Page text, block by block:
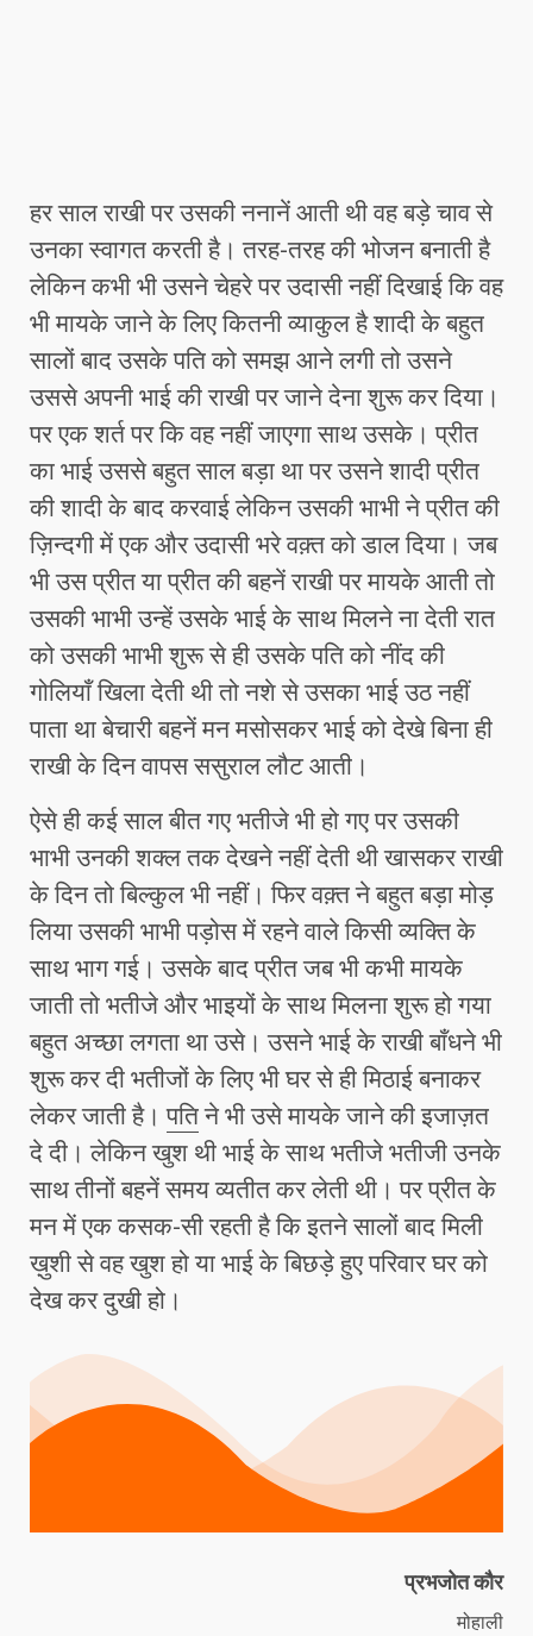
हर साल राखी पर उसकी ननानें आती थी वह बड़े चाव से
उनका स्वागत करती है। तरह-तरह की भोजन बनाती है
लेकिन कभी भी उसने चेहरे पर उदासी नहीं दिखाई कि वह
भी मायके जाने के लिए कितनी व्याकुल है शादी के बहुत
सालों बाद उसके पति को समझ आने लगी तो उसने
उससे अपनी भाई की राखी पर जाने देना शुरू कर दिया।
पर एक शर्त पर कि वह नहीं जाएगा साथ उसके। प्रीत
का भाई उससे बहुत साल बड़ा था पर उसने शादी प्रीत
की शादी के बाद करवाई लेकिन उसकी भाभी ने प्रीत की
ज़िन्दगी में एक और उदासी भरे वक़्त को डाल दिया। जब
भी उस प्रीत या प्रीत की बहनें राखी पर मायके आती तो
उसकी भाभी उन्हें उसके भाई के साथ मिलने ना देती रात
को उसकी भाभी शुरू से ही उसके पति को नींद की
गोलियाँ खिला देती थी तो नशे से उसका भाई उठ नहीं
पाता था बेचारी बहनें मन मसोसकर भाई को देखे बिना ही
राखी के दिन वापस ससुराल लौट आती।
ऐसे ही कई साल बीत गए भतीजे भी हो गए पर उसकी
भाभी उनकी शक्ल तक देखने नहीं देती थी खासकर राखी
के दिन तो बिल्कुल भी नहीं। फिर वक़्त ने बहुत बड़ा मोड़
लिया उसकी भाभी पड़ोस में रहने वाले किसी व्यक्ति के
साथ भाग गई। उसके बाद प्रीत जब भी कभी मायके
जाती तो भतीजे और भाइयों के साथ मिलना शुरू हो गया
बहुत अच्छा लगता था उसे। उसने भाई के राखी बाँधने भी
शुरू कर दी भतीजों के लिए भी घर से ही मिठाई बनाकर
लेकर जाती है।पतिने भी उसे मायके जाने की इजाज़त
दे दी। लेकिन खुश थी भाई के साथ भतीजे भतीजी उनके
साथ तीनों बहनें समय व्यतीत कर लेती थी। पर प्रीत के
मन में एक कसक-सी रहती है कि इतने सालों बाद मिली
ख़ुशी से वह खुश हो या भाई के बिछड़े हुए परिवार घर को
देख कर दुखी हो।
प्रभजोत कौर
मोहाली